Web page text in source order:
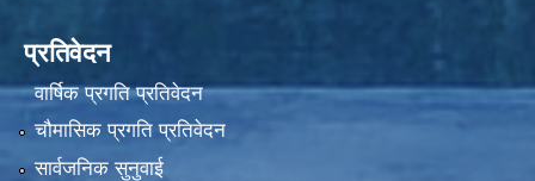
प्रतिवेदन
वार्षिक प्रगति प्रतिवेदन
चौमासिक प्रगति प्रतिवेदन
सार्वजनिक सुनुवाई